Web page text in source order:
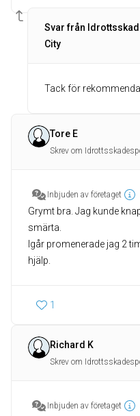
Svar från
City
Tack för
Tore E
Skrev om
Inbjuden av företaget
Grymt bra. Jag kunde
smärta.
Igår promenerade jag 2
hjälp.
1
Richard K
Skrev om
Inbjuden av företaget